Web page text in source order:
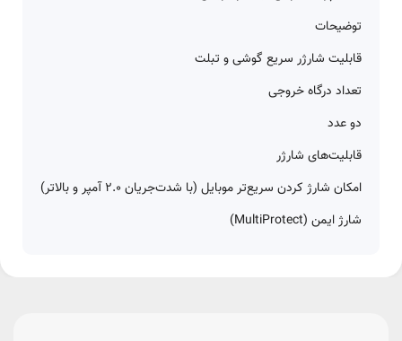
توضیحات
قابلیت شارژر سریع گوشی و تبلت
تعداد درگاه خروجی
دو عدد
قابلیت‌های شارژر
امکان شارژ کردن سریع‌تر موبایل (با شدت‌جریان ۲.۰ آمپر و بالاتر)
شارژ ایمن (MultiProtect)